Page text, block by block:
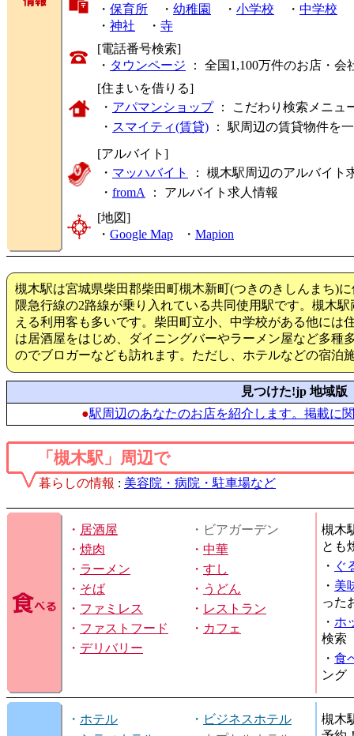
・ 保育所 ・ 幼稚園 ・ 小学校 ・ 中学校
・ 神社 ・ 寺
[電話番号検索]
・ タウンページ ： 全国1,100万件のお店・
[住まいを借りる]
・ アパマンショップ： こだわり検索メニュ
・ スマイティ(賃貸) ： 駅周辺の賃貸物件を
[アルバイト]
・ マッハバイト
： 槻木駅周辺のアルバイト
・ fromA ： アルバイト求人情報
[地図]
・ Google Map ・ Mapion
槻木駅は宮城県柴田郡柴田町槻木新町(つきのきしんまち)
隈急行線の2路線が乗り入れている共同使用駅です。槻木
える利用客も多いです。柴田町立小、中学校がある他には
は居酒屋をはじめ、ダイニングバーやラーメン屋など多種
のでブロガーなども訪れます。ただし、ホテルなどの宿泊
見つけた!jp 地域版
●駅周辺のあなたのお店を紹介します。掲載に
「槻木駅」周辺で
暮らしの情報 : 美容院・病院・駐車場など
・ 居酒屋
・ビアガーデン
・ 焼肉 ・ 中華
・ ラーメン ・ すし
・ そば ・ うどん
・ ファミレス ・ レストラン
・ ファストフード ・ カフェ
・ デリバリー
槻木
とも
・ ぐ
・ 美
った
・ ホ
検索
・ 食
ング
・ ホテル ・ ビジネスホテル
槻木